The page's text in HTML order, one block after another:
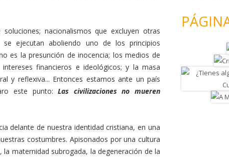
nacionalismos que excluyen otras
ejecutan aboliendo uno de los principios
es la presunción de inocencia; los medios de
financieros e ideológicos; y la masa
y reflexiva... Entonces estamos ante un país
este punto:Las civilizaciones no mueren
delante de nuestra identidad cristiana, en una
costumbres. Apisonados por una cultura
maternidad subrogada, la degeneración de la